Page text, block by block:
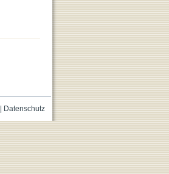
Datenschutz